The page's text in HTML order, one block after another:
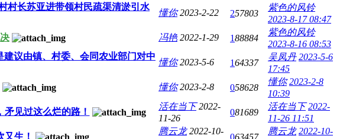
村长苏亚进带领村民疏渠清淤引水
懂你 2023-2-22 257803
紫色的风铃
2023-8-17 08:47
冯艳 2022-1-29 188884
紫色的风铃
2023-8-16 08:53
议由镇、村委、会同农业部门对中
懂你 2023-5-6 164337
吴凤丹 2023-5-6
17:45
懂你 2023-2-8 058628
懂你 2023-2-8
10:39
见过这么烂的路！
活在当下 2022-
11-26
081689
活在当下 2022-
11-26 11:51
生！
腾云龙 2022-10-
063457
腾云龙 2022-10-